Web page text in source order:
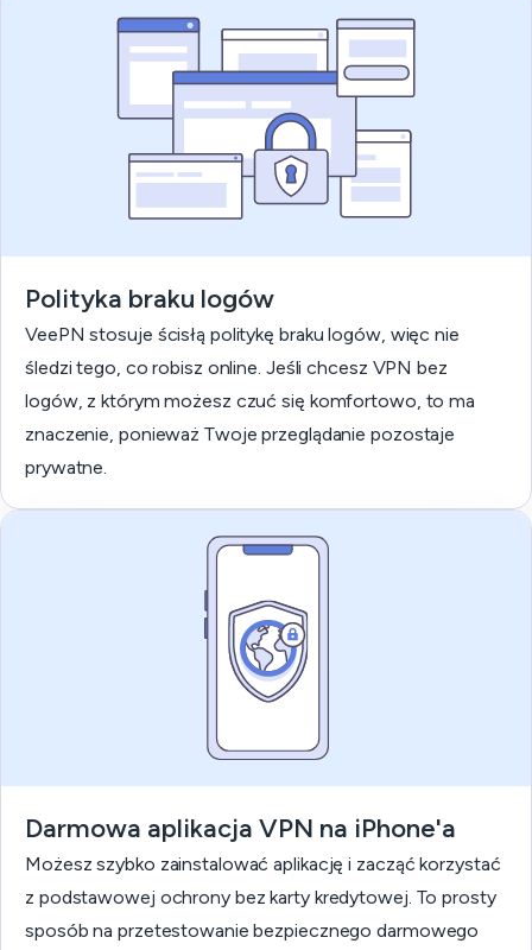
Polityka braku logów
VeePN stosuje ścisłą politykę braku logów, więc nie
śledzi tego, co robisz online. Jeśli chcesz VPN bez
logów, z którym możesz czuć się komfortowo, to ma
znaczenie, ponieważ Twoje przeglądanie pozostaje
prywatne.
Darmowa aplikacja VPN na iPhone'a
Możesz szybko zainstalować aplikację i zacząć korzystać
z podstawowej ochrony bez karty kredytowej. To prosty
sposób na przetestowanie bezpiecznego darmowego